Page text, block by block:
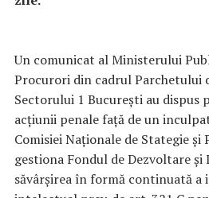
Un comunicat al Ministerului
Procurori din cadrul Parchetului
Sectorului 1 București au dispus
acțiunii penale față de un
Comisiei Naționale de Stategie și
gestiona Fondul de Dezvoltare
săvârșirea în formă continuată a